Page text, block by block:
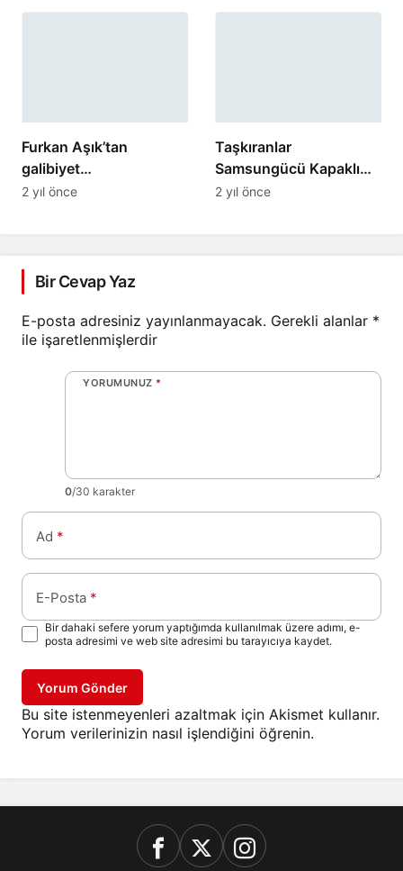
deplasmanında
Furkan Aşık’tan
galibiyet
değerlendirmesi
2 yıl önce
Taşkıranlar
Samsungücü Kapaklı
Kartalsporu 3-0 mağlup
2 yıl önce
Bir Cevap Yaz
E-posta adresiniz yayınlanmayacak. Gerekli alanlar *
ile işaretlenmişlerdir
YORUMUNUZ *
0/30 karakter
Ad *
E-Posta *
Bir dahaki sefere yorum yaptığımda kullanılmak üzere adımı, e-
posta adresimi ve web site adresimi bu tarayıcıya kaydet.
Yorum Gönder
Bu site istenmeyenleri azaltmak için Akismet kullanır.
Yorum verilerinizin nasıl işlendiğini öğrenin.